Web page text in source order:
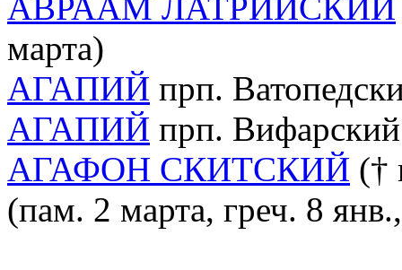
марта)
АГАПИЙ прп.
АГАПИЙ прп.
АГАФОН СКИТСКИЙ (†
(пам. 2 марта, греч. 8